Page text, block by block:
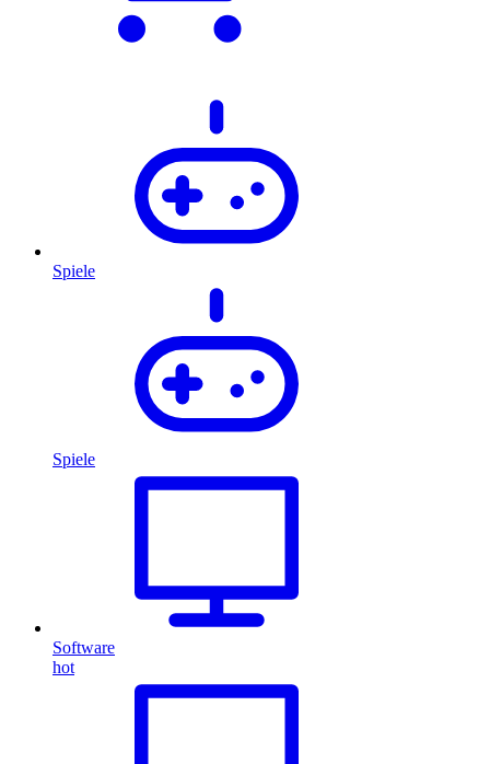
Spiele
Spiele
Software
hot